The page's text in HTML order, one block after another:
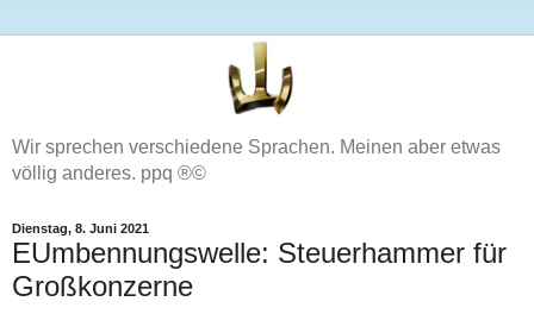
Wir sprechen verschiedene Sprachen. Meinen aber etwas
völlig anderes. ppq ®©
Dienstag, 8. Juni 2021
EUmbennungswelle: Steuerhammer für
Großkonzerne